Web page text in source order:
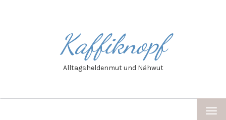
Kaffiknopf
Alltagsheldenmut und Nähwut